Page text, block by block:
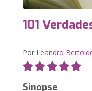
101
Por Leandro
Sinopse